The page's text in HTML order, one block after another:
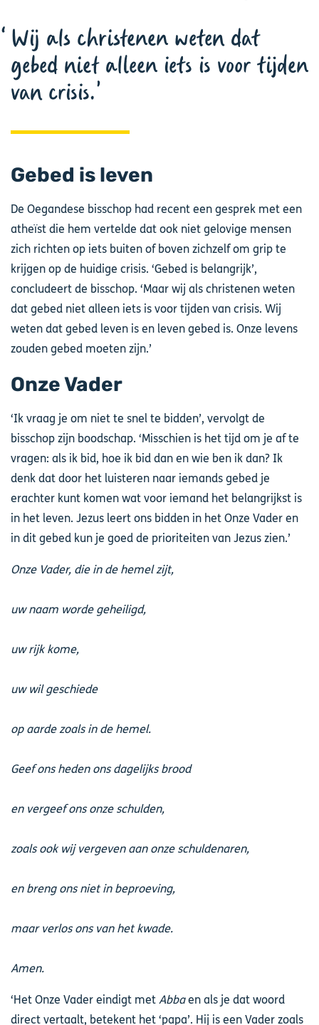
Wij als christenen weten dat
gebed niet alleen iets is voor tijden
van crisis.
Gebed is leven
De Oegandese bisschop had recent een gesprek met een
atheïst die hem vertelde dat ook niet gelovige mensen
zich richten op iets buiten of boven zichzelf om grip te
krijgen op de huidige crisis. ‘Gebed is belangrijk’,
concludeert de bisschop. ‘Maar wij als christenen weten
dat gebed niet alleen iets is voor tijden van crisis. Wij
weten dat gebed leven is en leven gebed is. Onze levens
zouden gebed moeten zijn.’
Onze Vader
‘Ik vraag je om niet te snel te bidden’, vervolgt de
bisschop zijn boodschap. ‘Misschien is het tijd om je af te
vragen: als ik bid, hoe ik bid dan en wie ben ik dan? Ik
denk dat door het luisteren naar iemands gebed je
erachter kunt komen wat voor iemand het belangrijkst is
in het leven. Jezus leert ons bidden in het Onze Vader en
in dit gebed kun je goed de prioriteiten van Jezus zien.’
Onze Vader, die in de hemel zijt,
uw naam worde geheiligd,
uw rijk kome,
uw wil geschiede
op aarde zoals in de hemel.
Geef ons heden ons dagelijks brood
en vergeef ons onze schulden,
zoals ook wij vergeven aan onze schuldenaren,
en breng ons niet in beproeving,
maar verlos ons van het kwade.
Amen.
‘Het Onze Vader eindigt met Abbaen als je dat woord
direct vertaalt, betekent het ‘papa’. Hij is een Vader zoals